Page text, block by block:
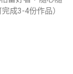
成3-4份作品）